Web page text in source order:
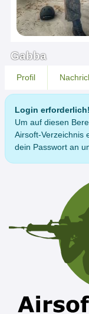
Gabba
Profil
Login erforderlich!
Um auf diesen
Airsoft-Verzeichnis
dein Passwort an